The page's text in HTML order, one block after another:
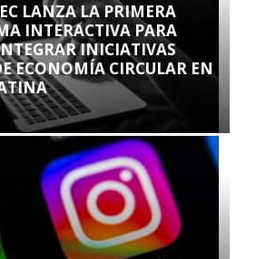
LANZA LA PRIMERA
INTERACTIVA PARA
INICIATIVAS
ECONOMÍA CIRCULAR EN